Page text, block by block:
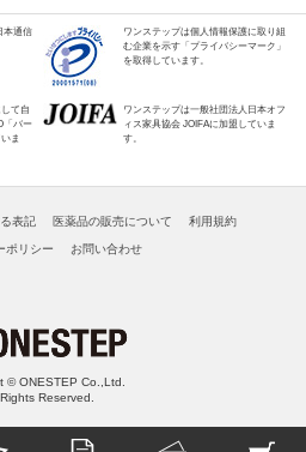
本通信
ワンステップは個人情報保護に取り組
む企業を示す「プライバシーマーク」
を取得しています。
て自
「バー
ま
ワンステップは一般社団法人日本オフ
ィス家具協会 JOIFAに加盟していま
す。
表記 医薬品の販売について 利用規約
ポリシー お問い合わせ
© ONESTEP Co.,Ltd.
Reserved.